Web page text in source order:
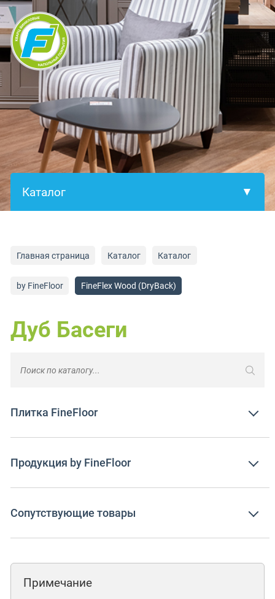
Главная страница Каталог Каталог
by FineFloor FineFlex Wood (DryBack)
Дуб Басеги
Плитка FineFloor
Продукция by FineFloor
Сопутствующие товары
Примечание
×